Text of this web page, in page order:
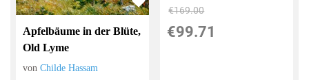
Apfelbäume in der Blüte,
Old Lyme
vonChilde Hassam
€169.00
€99.71